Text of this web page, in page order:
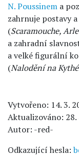
N. Poussinem a
zahrnuje postavy
(Scaramouche,
a zahradní
a velké figurální
(Nalodění na
Vytvořeno: 14. 3.
Aktualizováno: 28.
Autor: -red-
Odkazující hesla: